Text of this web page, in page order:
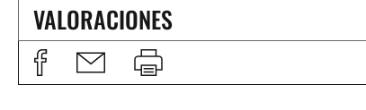
VALORACIONES